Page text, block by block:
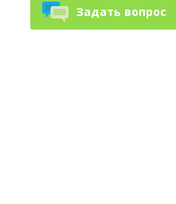
Задать вопрос